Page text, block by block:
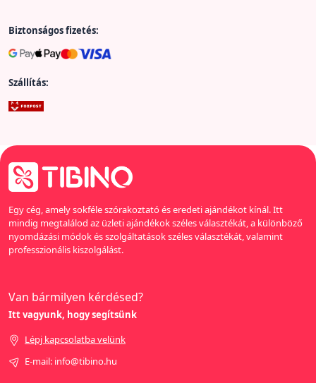
Biztonságos fizetés:
Szállítás:
Egy cég, amely sokféle szórakoztató és eredeti ajándékot kínál. Itt
mindig megtalálod az üzleti ajándékok széles választékát, a különböző
nyomdázási módok és szolgáltatások széles választékát, valamint
professzionális kiszolgálást.
Van bármilyen kérdésed?
Itt vagyunk, hogy segítsünk
Lépj kapcsolatba velünk
E-mail: info@tibino.hu